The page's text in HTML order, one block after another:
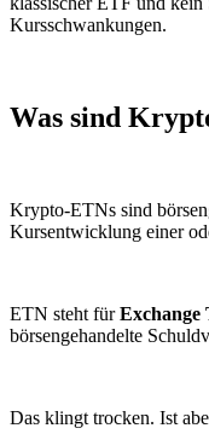
Kursschwankungen.
Was sind
Krypto-ETNs sind
Kursentwicklung einer
ETN steht fürExchange
börsengehandelte
Das klingt trocken. Ist